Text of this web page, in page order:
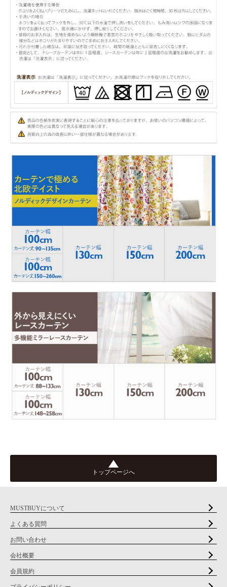
トップページへ
MUSTBUYについて
よくある質問
お問い合わせ
会社概要
会員規約